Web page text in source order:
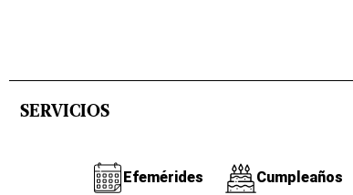
SERVICIOS
Efemérides Cumpleaños